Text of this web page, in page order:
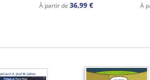
À partir de 36,99 € À